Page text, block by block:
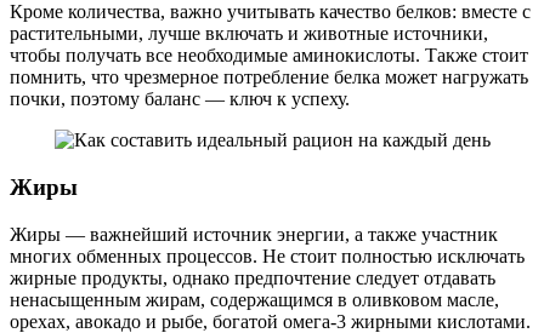
Кроме количества, важно учитывать качество белков: вместе с
растительными, лучше включать и животные источники,
чтобы получать все необходимые аминокислоты. Также стоит
помнить, что чрезмерное потребление белка может нагружать
почки, поэтому баланс — ключ к успеху.
Жиры
Жиры — важнейший источник энергии, а также участник
многих обменных процессов. Не стоит полностью исключать
жирные продукты, однако предпочтение следует отдавать
ненасыщенным жирам, содержащимся в оливковом масле,
орехах, авокадо и рыбе, богатой омега-3 жирными кислотами.